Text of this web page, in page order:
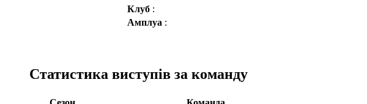
Клуб :
Амплуа :
Статистика виступів за команду